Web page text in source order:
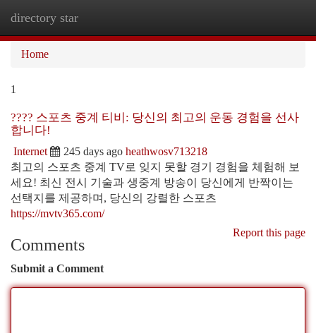
directory star
Home
1
???? 스포츠 중계 티비: 당신의 최고의 운동 경험을 선사
합니다!
Internet 245 days ago heathwosv713218
최고의 스포츠 중계 TV로 잊지 못할 경기 경험을 체험해 보
세요! 최신 전시 기술과 생중계 방송이 당신에게 반짝이는
선택지를 제공하며, 당신의 강렬한 스포츠
https://mvtv365.com/
Report this page
Comments
Submit a Comment